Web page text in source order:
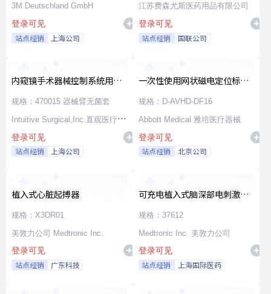
3M Deutschland GmbH
登录可见
站点经销 上海公司
江苏费森尤斯医药用品有限公司
登录可见
站点经销 国联公司
内窥镜手术器械控制系统用无
源器械和附件
规格：470015 器械臂无菌套
Intuitive Surgical,Inc.直观医疗公
司
登录可见
站点经销 上海公司
一次性使用网状磁电定位标测
导管
规格：D-AVHD-DF16
Abbott Medical 雅培医疗器械
登录可见
站点经销 北京公司
植入式心脏起搏器
规格：X3DR01
美敦力公司 Medtronic Inc.
登录可见
站点经销 广东科技
可充电植入式脑深部电刺激脉
冲发生器套件
规格：37612
Medtronic Inc. 美敦力公司
登录可见
站点经销 上海国际医药